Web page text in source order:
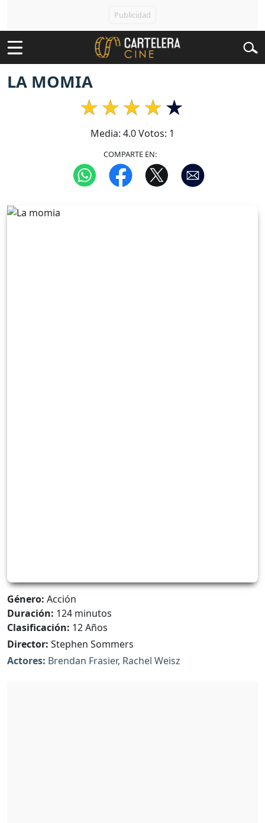
LA MOMIA
Media: 4.0Votos: 1
COMPARTE EN:
Género: Acción
Duración: 124 minutos
Clasificación: 12 Años
Director: Stephen Sommers
Actores: Brendan Frasier, Rachel Weisz